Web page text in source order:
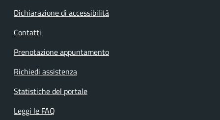
Dichiarazione di accessibilità
Contatti
Prenotazione appuntamento
Richiedi assistenza
Statistiche del portale
Leggi le FAQ